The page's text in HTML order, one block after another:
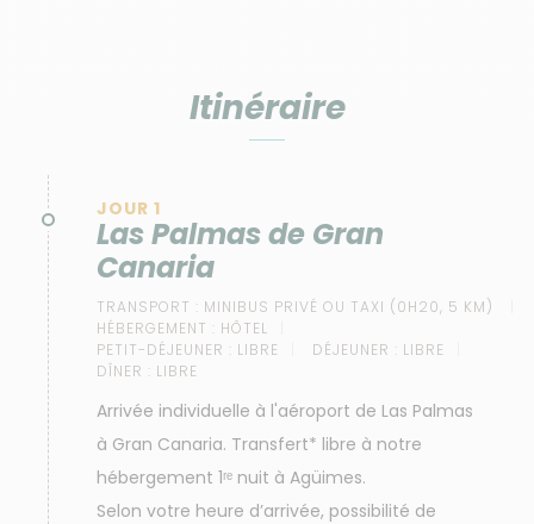
Itinéraire
JOUR 1
Las Palmas de Gran
Canaria
TRANSPORT : MINIBUS PRIVÉ OU TAXI (0H20, 5 KM)
HÉBERGEMENT : HÔTEL
PETIT-DÉJEUNER : LIBRE DÉJEUNER : LIBRE
DÎNER : LIBRE
Arrivée individuelle à l'aéroport de Las Palmas
à Gran Canaria. Transfert* libre à notre
hébergement 1ʳᵉ nuit à Agüimes.
Selon votre heure d’arrivée, possibilité de